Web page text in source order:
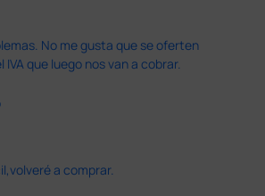
No me gusta que se oferten
que luego nos van a cobrar.
a comprar.